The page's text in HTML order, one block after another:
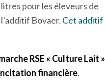
pour les éleveurs de
Bovaer. Cet additif
RSE « Culture Lait »
financière.